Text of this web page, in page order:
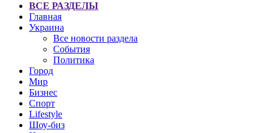
ВСЕ РАЗДЕЛЫ
Главная
Украина
Все новости раздела
События
Политика
Город
Мир
Бизнес
Спорт
Lifestyle
Шоу-биз